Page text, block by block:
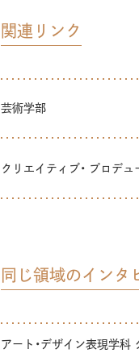
関連リンク
芸術学部
クリエイティブ・ プロデ
同じ領域のインタ
アート・デザイン表現学科